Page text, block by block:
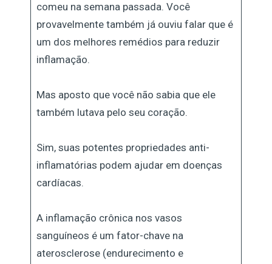
comeu na semana passada. Você
provavelmente também já ouviu falar que é
um dos melhores remédios para reduzir
inflamação.
Mas aposto que você não sabia que ele
também lutava pelo seu coração.
Sim, suas potentes propriedades anti-
inflamatórias podem ajudar em doenças
cardíacas.
A inflamação crônica nos vasos
sanguíneos é um fator-chave na
aterosclerose (endurecimento e